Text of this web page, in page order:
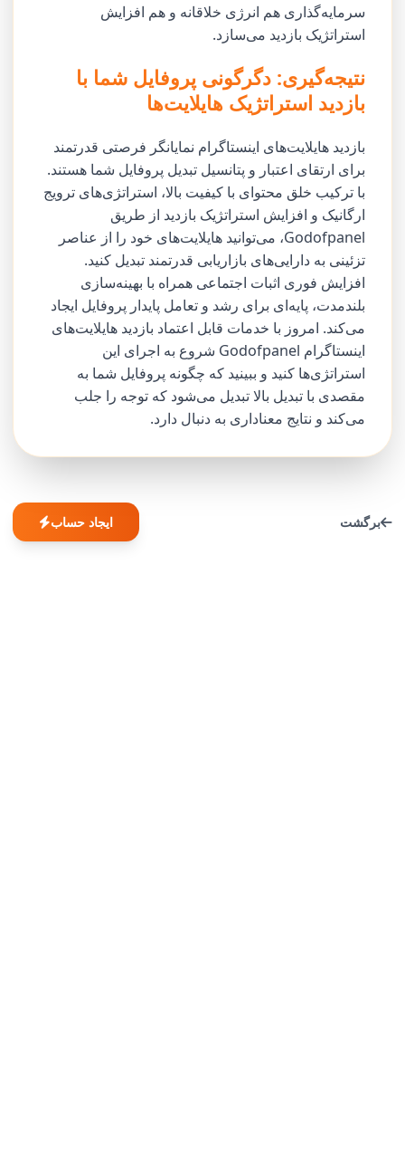
سرمایه‌گذاری هم انرژی خلاقانه و هم افزایش
استراتژیک بازدید می‌سازد.
نتیجه‌گیری: دگرگونی پروفایل شما با
بازدید استراتژیک هایلایت‌ها
بازدید هایلایت‌های اینستاگرام نمایانگر فرصتی قدرتمند
برای ارتقای اعتبار و پتانسیل تبدیل پروفایل شما هستند.
با ترکیب خلق محتوای با کیفیت بالا، استراتژی‌های ترویج
ارگانیک و افزایش استراتژیک بازدید از طریق
Godofpanel، می‌توانید هایلایت‌های خود را از عناصر
تزئینی به دارایی‌های بازاریابی قدرتمند تبدیل کنید.
افزایش فوری اثبات اجتماعی همراه با بهینه‌سازی
بلندمدت، پایه‌ای برای رشد و تعامل پایدار پروفایل ایجاد
می‌کند. امروز با خدمات قابل اعتماد بازدید هایلایت‌های
اینستاگرام Godofpanel شروع به اجرای این
استراتژی‌ها کنید و ببینید که چگونه پروفایل شما به
مقصدی با تبدیل بالا تبدیل می‌شود که توجه را جلب
می‌کند و نتایج معناداری به دنبال دارد.
برگشت ایجاد حساب